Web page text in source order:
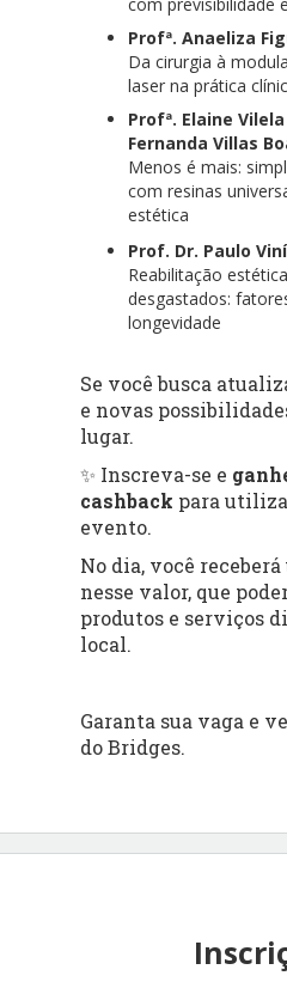
Profª. Anaeliza
Da cirurgia à
laser na prática
Profª. Elaine
Fernanda Villas
Menos é mais:
com resinas
estética
Prof. Dr. Paulo
Reabilitação
desgastados:
longevidade
Se você busca
e novas
lugar.
✨ Inscreva-se e
cashback para
evento.
No dia, você
nesse valor, que
produtos e serviços
local.
Garanta sua vaga e
do Bridges.